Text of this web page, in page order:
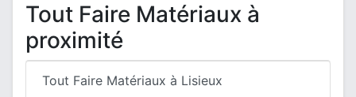
Tout Faire Matériaux à
proximité
Tout Faire Matériaux à Lisieux